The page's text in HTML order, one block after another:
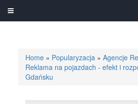
Home » Popularyzacja »Agencje
Reklama na pojazdach - efekt i
Gdańsku